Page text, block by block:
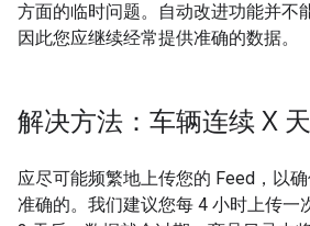
方面的临时问题。自动改进功能并不
因此您应继续经常提供准确的数据。
解决方法：车辆连续 X
应尽可能频繁地上传您的 Feed，以
准确的。我们建议您每 4 小时上传一